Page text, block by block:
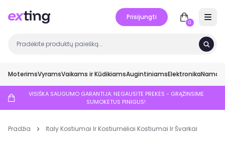
Prisijungti
0
MoterimsVyramsVaikams ir KūdikiamsAugintiniamsElektronikaNamai
VISIŠKA SAUGUMO GARANTIJA: NEGAUSITE PREKĖS - GRĄŽINSIME
SUMOKĖTUS PINIGUS!
Pradžia Italy Kostiumai Ir Kostiumėliai Kostiumai Ir Švarkai